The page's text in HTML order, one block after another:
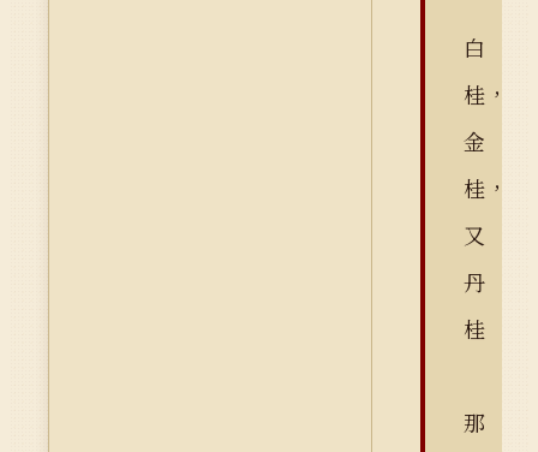
白
桂，
金
桂，
又
丹
桂
那